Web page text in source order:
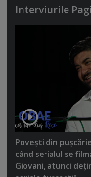
Interviurile
Poveşti din
când serialul se
Giovani, atunci